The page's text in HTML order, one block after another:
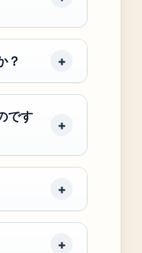
？
です